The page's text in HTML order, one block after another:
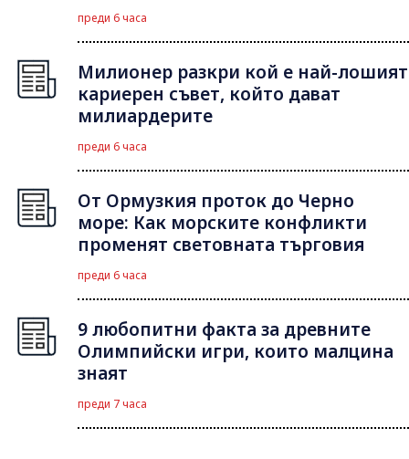
преди 6 часа
Милионер разкри кой е най-лошият
кариерен съвет, който дават
милиардерите
преди 6 часа
От Ормузкия проток до Черно
море: Как морските конфликти
променят световната търговия
преди 6 часа
9 любопитни факта за древните
Олимпийски игри, които малцина
знаят
преди 7 часа